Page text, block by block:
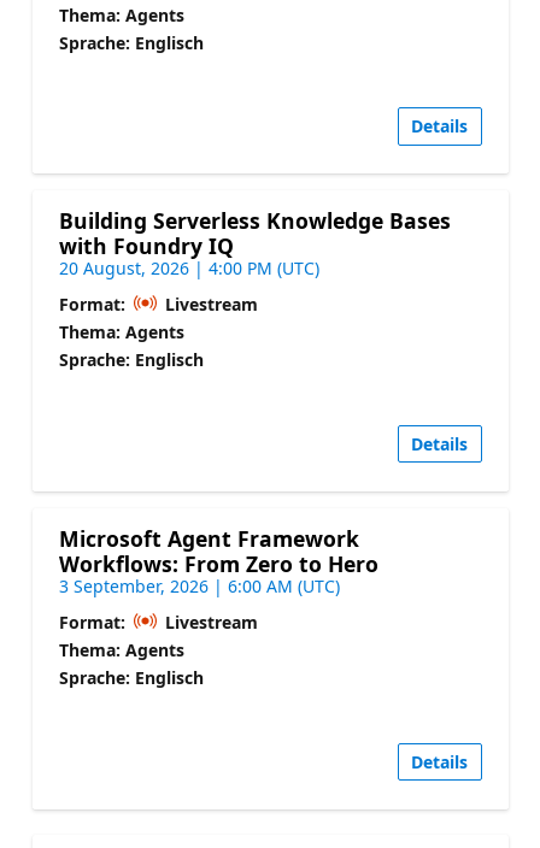
Thema: Agents
Sprache: Englisch
Details
Building Serverless Knowledge Bases
with Foundry IQ
20 August, 2026 | 4:00 PM (UTC)
Format:
Livestream
Thema: Agents
Sprache: Englisch
Details
Microsoft Agent Framework
Workflows: From Zero to Hero
3 September, 2026 | 6:00 AM (UTC)
Format:
Livestream
Thema: Agents
Sprache: Englisch
Details